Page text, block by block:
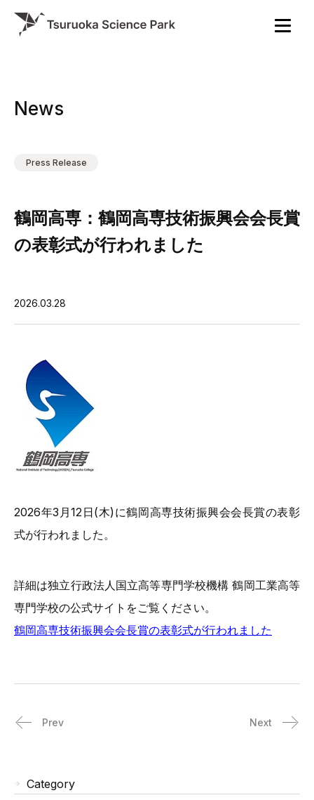
News
Category
Press Release
鶴岡高専：鶴岡高専技術振興会会長賞
の表彰式が行われました
2026.03.28
2026年3月12日(木)に鶴岡高専技術振興会会長賞の表彰
式が行われました。
詳細は独立行政法人国立高等専門学校機構 鶴岡工業高等
専門学校の公式サイトをご覧ください。
鶴岡高専技術振興会会長賞の表彰式が行われました
Prev Next